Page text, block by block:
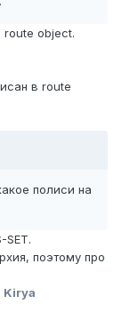
object.
в route
полиси на
SET.
поэтому про
Kirya